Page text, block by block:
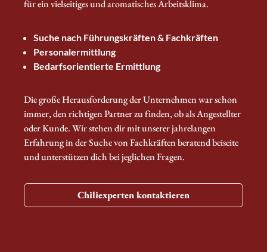
für ein vielseitiges und aromatisches Arbeitsklima.
Suche nach Führungskräften & Fachkräften
Personalermittlung
Bedarfsorientierte Ermittlung
Die große Herausforderung der Unternehmen war schon
immer, den richtigen Partner zu finden, ob als Angestellter
oder Kunde. Wir stehen dir mit unserer jahrelangen
Erfahrung in der Suche von Fachkräften beratend beiseite
und unterstützen dich bei jeglichen Fragen.
Chiliexperten kontaktieren